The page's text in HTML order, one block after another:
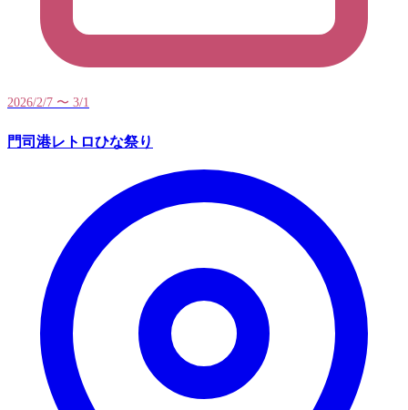
2026/2/7 〜 3/1
門司港レトロひな祭り